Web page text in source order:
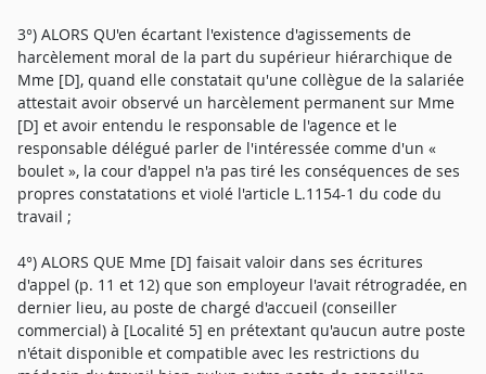
3°) ALORS QU'en écartant l'existence d'agissements de
harcèlement moral de la part du supérieur hiérarchique de
Mme [D], quand elle constatait qu'une collègue de la salariée
attestait avoir observé un harcèlement permanent sur Mme
[D] et avoir entendu le responsable de l'agence et le
responsable délégué parler de l'intéressée comme d'un «
boulet », la cour d'appel n'a pas tiré les conséquences de ses
propres constatations et violé l'article L.1154-1 du code du
travail ;
4°) ALORS QUE Mme [D] faisait valoir dans ses écritures
d'appel (p. 11 et 12) que son employeur l'avait rétrogradée, en
dernier lieu, au poste de chargé d'accueil (conseiller
commercial) à [Localité 5] en prétextant qu'aucun autre poste
n'était disponible et compatible avec les restrictions du